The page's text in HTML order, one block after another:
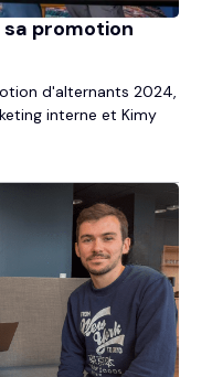
promotion
d'alternants 2024,
interne et Kimy